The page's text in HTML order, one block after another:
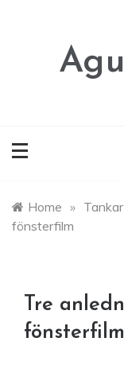
Home » Tankar
fönsterfilm
Tre
fönsterfilm